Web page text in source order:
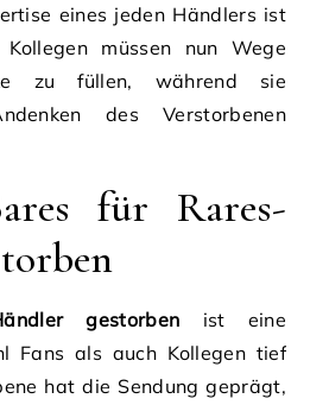
eines jeden Händlers ist
müssen nun Wege
zu füllen, während sie
des Verstorbenen
für Rares-
gestorben ist eine
Fans als auch Kollegen tief
hat die Sendung geprägt,